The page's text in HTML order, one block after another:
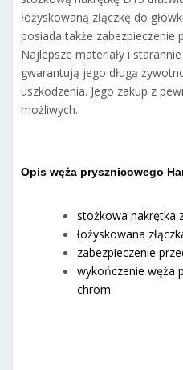
łożyskowaną złączkę do
posiada także zabezpieczenie
Najlepsze materiały i
gwarantują jego długą
uszkodzenia. Jego zakup z
możliwych.
Opis węża prysznicowego
stożkowa nakrętka
łożyskowana
zabezpieczenie
wykończenie węża
chrom